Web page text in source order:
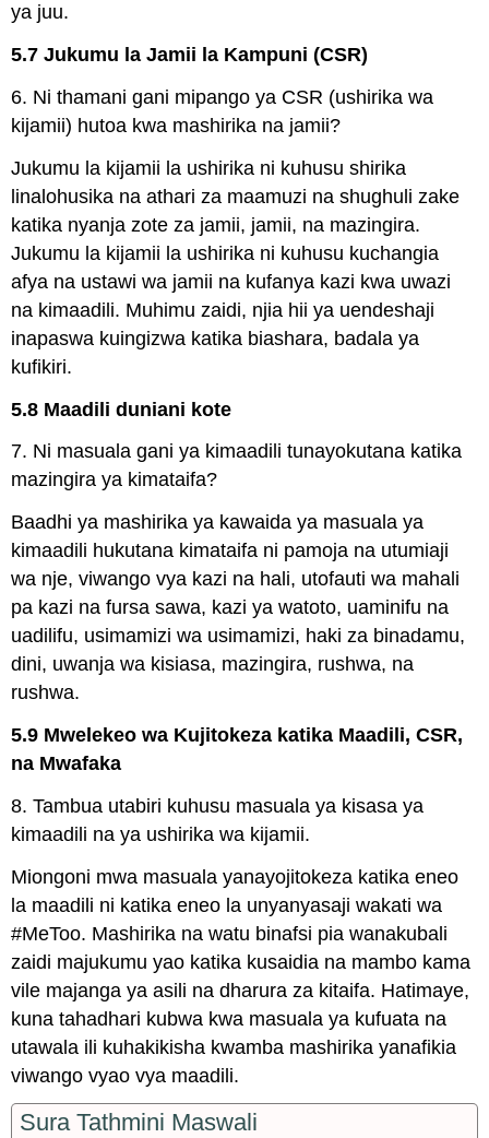
ya juu.
5.7 Jukumu la Jamii la Kampuni (CSR)
6. Ni thamani gani mipango ya CSR (ushirika wa
kijamii) hutoa kwa mashirika na jamii?
Jukumu la kijamii la ushirika ni kuhusu shirika
linalohusika na athari za maamuzi na shughuli zake
katika nyanja zote za jamii, jamii, na mazingira.
Jukumu la kijamii la ushirika ni kuhusu kuchangia
afya na ustawi wa jamii na kufanya kazi kwa uwazi
na kimaadili. Muhimu zaidi, njia hii ya uendeshaji
inapaswa kuingizwa katika biashara, badala ya
kufikiri.
5.8 Maadili duniani kote
7. Ni masuala gani ya kimaadili tunayokutana katika
mazingira ya kimataifa?
Baadhi ya mashirika ya kawaida ya masuala ya
kimaadili hukutana kimataifa ni pamoja na utumiaji
wa nje, viwango vya kazi na hali, utofauti wa mahali
pa kazi na fursa sawa, kazi ya watoto, uaminifu na
uadilifu, usimamizi wa usimamizi, haki za binadamu,
dini, uwanja wa kisiasa, mazingira, rushwa, na
rushwa.
5.9 Mwelekeo wa Kujitokeza katika Maadili, CSR,
na Mwafaka
8. Tambua utabiri kuhusu masuala ya kisasa ya
kimaadili na ya ushirika wa kijamii.
Miongoni mwa masuala yanayojitokeza katika eneo
la maadili ni katika eneo la unyanyasaji wakati wa
#MeToo. Mashirika na watu binafsi pia wanakubali
zaidi majukumu yao katika kusaidia na mambo kama
vile majanga ya asili na dharura za kitaifa. Hatimaye,
kuna tahadhari kubwa kwa masuala ya kufuata na
utawala ili kuhakikisha kwamba mashirika yanafikia
viwango vyao vya maadili.
Sura Tathmini Maswali